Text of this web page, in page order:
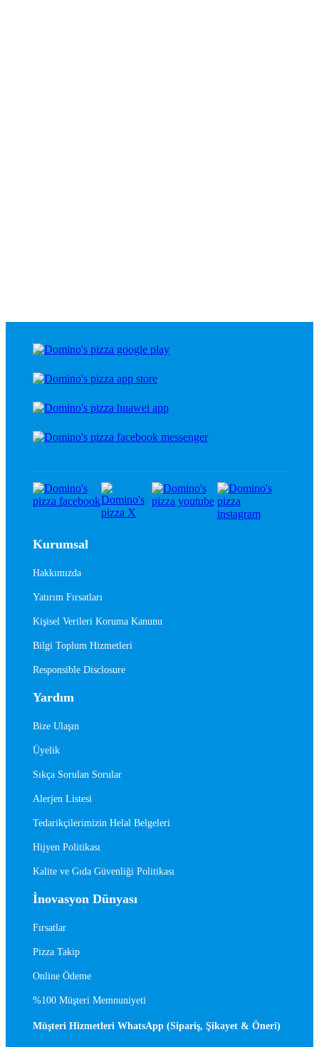
Kurumsal
Hakkımızda
Yatırım Fırsatları
Kişisel Verileri Koruma Kanunu
Bilgi Toplum Hizmetleri
Responsible Disclosure
Yardım
Bize Ulaşın
Üyelik
Sıkça Sorulan Sorular
Alerjen Listesi
Tedarikçilerimizin Helal Belgeleri
Hijyen Politikası
Kalite ve Gıda Güvenliği Politikası
İnovasyon Dünyası
Fırsatlar
Pizza Takip
Online Ödeme
%100 Müşteri Memnuniyeti
Müşteri Hizmetleri WhatsApp (Sipariş, Şikayet & Öneri)